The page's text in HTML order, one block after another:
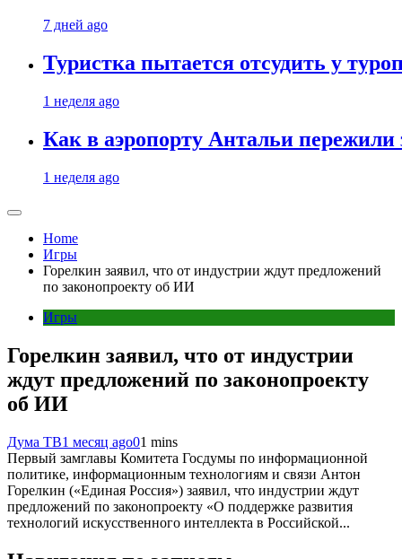
7 дней ago
Туристка пытается отсудить у
1 неделя ago
Как в аэропорту Антальи
1 неделя ago
Home
Игры
Горелкин заявил, что от индустрии ждут предложений
по законопроекту об ИИ
Игры
Горелкин заявил, что от индустрии
ждут предложений по законопроекту
об ИИ
Дума ТВ1 месяц ago01 mins
Первый замглавы Комитета Госдумы по информационной
политике, информационным технологиям и связи Антон
Горелкин («Единая Россия») заявил, что индустрии ждут
предложений по законопроекту «О поддержке развития
технологий искусственного интеллекта в Российской...